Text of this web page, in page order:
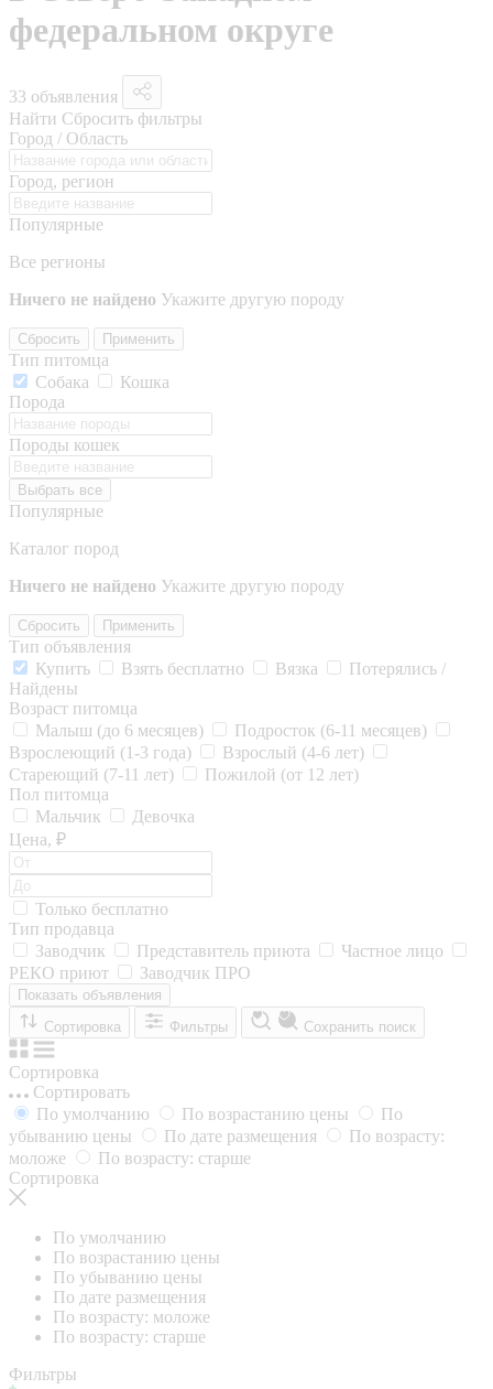
федеральном округе
33 объявления
Найти Сбросить фильтры
Город / Область
Город, регион
Популярные
Все регионы
Ничего не найдено Укажите другую породу
Сбросить Применить
Тип питомца
Собака
Кошка
Порода
Породы кошек
Выбрать все
Популярные
Каталог пород
Ничего не найдено Укажите другую породу
Сбросить Применить
Тип объявления
Купить
Взять бесплатно Вязка
Потерялись /
Найдены
Возраст питомца
Малыш (до 6 месяцев)
Подросток (6-11 месяцев)
Взрослеющий (1-3 года)
Взрослый (4-6 лет)
Стареющий (7-11 лет)
Пожилой (от 12 лет)
Пол питомца
Мальчик
Девочка
Цена, ₽
Только бесплатно
Тип продавца
Заводчик
Представитель приюта
Частное лицо
РЕКО приют
Заводчик ПРО
Показать объявления
Сортировка
Фильтры Сохранить поиск
Сортировка
Сортировать
По умолчанию
По возрастанию цены
По
убыванию цены
По дате размещения
По возрасту:
моложе
По возрасту: старше
Сортировка
По умолчанию
По возрастанию цены
По убыванию цены
По дате размещения
По возрасту: моложе
По возрасту: старше
Фильтры